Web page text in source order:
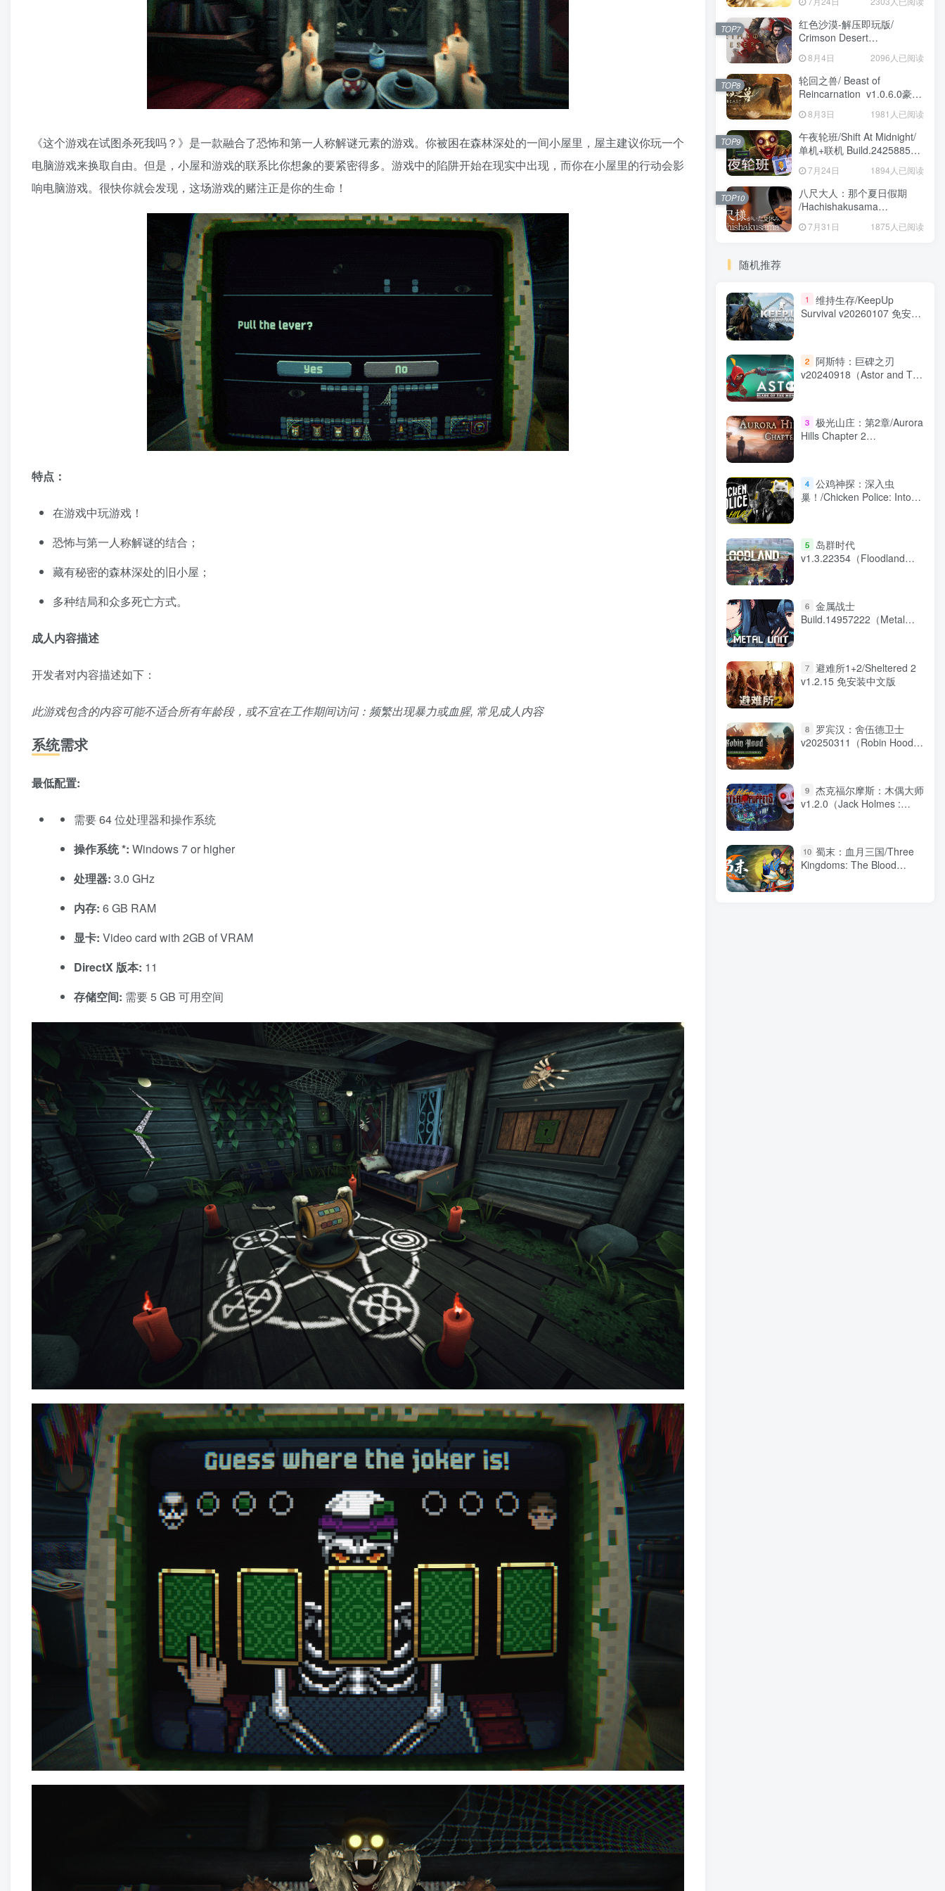
《这个游戏在试图杀死我吗？》是一款融合了恐怖和第一人称解谜元素的游戏。你被困在森林深处的一间小屋里，屋主建议你玩一个
电脑游戏来换取自由。但是，小屋和游戏的联系比你想象的要紧密得多。游戏中的陷阱开始在现实中出现，而你在小屋里的行动会影
响电脑游戏。很快你就会发现，这场游戏的赌注正是你的生命！
特点：
在游戏中玩游戏！
恐怖与第一人称解谜的结合；
藏有秘密的森林深处的旧小屋；
多种结局和众多死亡方式。
成人内容描述
开发者对内容描述如下：
此游戏包含的内容可能不适合所有年龄段，或不宜在工作期间访问：频繁出现暴力或血腥, 常见成人内容
系统需求
最低配置:
需要 64 位处理器和操作系统
操作系统 *: Windows 7 or higher
处理器: 3.0 GHz
内存: 6 GB RAM
显卡: Video card with 2GB of VRAM
DirectX 版本: 11
存储空间: 需要 5 GB 可用空间
红色沙漠-解压即玩版/
Crimson Desert
HYPERVISOR v1.14.00 免
安装中文版
8月4日 2096人已阅读
TOP7
轮回之兽/ Beast of
Reincarnation v1.0.6.0豪华
8月3日 1981人已阅读
TOP8
午夜轮班/Shift At Midnight/
单机+联机 Build.24258857
免安装中文版
7月24日 1894人已阅读
TOP9
八尺大人：那个夏日假期
/Hachishakusama
Build.24462853 免安装中文
版7月31日 1875人已阅读
TOP10
随机推荐
1
维持生存/KeepUp
Survival v20260107 免安装
2 阿斯特：巨碑之刃
v20240918（Astor and The
3 极光山庄：第2章/Aurora
Hills Chapter 2
4 公鸡神探：深入虫
巢！/Chicken Police: Into
5
岛群时代
v1.3.22354（Floodland）
6 金属战士
Build.14957222（Metal
7 避难所1+2/Sheltered 2
v1.2.15 免安装中文版
8
罗宾汉：舍伍德卫士
v20250311（Robin Hood:
9 杰克福尔摩斯：木偶大师
v1.2.0（Jack Holmes :
10 蜀末：血月三国/Three
Kingdoms: The Blood